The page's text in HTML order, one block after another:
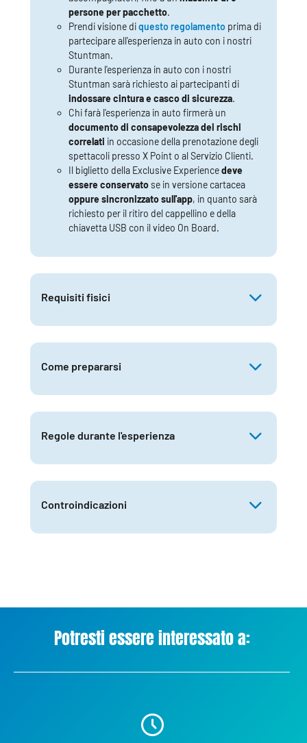
personeper pacchetto.
Prendi visione diquesto regolamento prima di
partecipare all'esperienza in auto con i nostri
Stuntman.
Durante l'esperienza in auto con i nostri
Stuntman sarà richiesto ai partecipanti di
indossare cintura e casco di sicurezza.
Chi farà l'esperienza in auto firmerà un
documento di consapevolezza dei rischi
correlati in occasione della prenotazione degli
spettacoli presso X Point o al Servizio Clienti.
Il biglietto della Exclusive Experiencedeve
essere conservatose in versione cartacea
oppure sincronizzato sull'app, in quanto sarà
richiesto per il ritiro del cappellino e della
chiavetta USB con il video On Board.
Requisiti fisici
Come prepararsi
Regole durante l'esperienza
Controindicazioni
Potresti essere interessato a: